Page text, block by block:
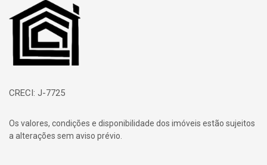
Página inicial
CRECI: J-7725
Os valores, condições e disponibilidade dos imóveis estão sujeitos
a alterações sem aviso prévio.